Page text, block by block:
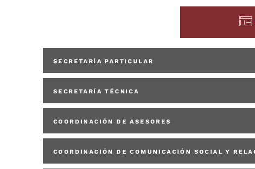
SECRETARÍA PARTICULAR
SECRETARÍA TÉCNICA
COORDINACIÓN DE ASESORES
COORDINACIÓN DE COMUNICACIÓN SOCIAL Y